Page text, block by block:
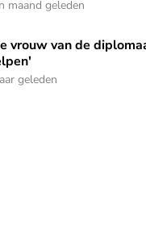
maand geleden
God ons hebben wil'
vrouw van de
vrouw van de
geleden